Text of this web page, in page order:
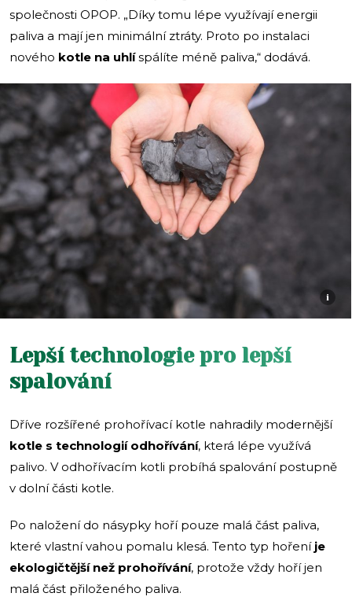
společnosti OPOP. „Díky tomu lépe využívají energii
paliva a mají jen minimální ztráty. Proto po instalaci
nového kotle na uhlíspálíte méně paliva,“ dodává.
i
Lepší technologie pro lepší
spalování
Dříve rozšířené prohořívací kotle nahradily modernější
kotle s technologií odhořívání, která lépe využívá
palivo. V odhořívacím kotli probíhá spalování postupně
v dolní části kotle.
Po naložení do násypky hoří pouze malá část paliva,
které vlastní vahou pomalu klesá. Tento typ hoření je
ekologičtější než prohořívání, protože vždy hoří jen
malá část přiloženého paliva.